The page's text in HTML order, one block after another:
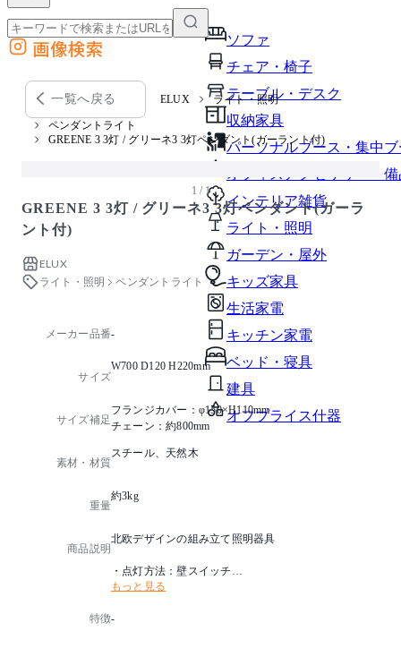
ソファ
チェア・椅子
テーブル・デスク
収納家具
パーソナルブース・集中
オフィスアクセサリー・備
インテリア雑貨
ライト・照明
ガーデン・屋外
キッズ家具
生活家電
キッチン家電
ベッド・寝具
建具
オフプライス什器
外部サイトの商品をカートに追加
他のサイトで見つけた商品ページのURLを貼り付けて、カートに追加できます
画像検索
一覧へ戻る ELUX ライト・照明
ペンダントライト
GREENE 3 3灯 / グリーネ3 3灯ペンダント(ガーラント付)
1 / 1
GREENE 3 3灯 / グリーネ3 3灯ペンダント(ガーラ
ント付)
ELUX
ライト・照明
ペンダントライト
メーカー品番-
サイズ
W700 D120 H220mm
サイズ補足
フランジカバー：φ150×H110mm
チェーン：約800mm
素材・材質
スチール、天然木
重量
約3kg
商品説明
北欧デザインの組み立て照明器具
・点灯方法：壁スイッチ
・取付方法：引掛けシーリング
・電球別売
もっと見る
特徴-